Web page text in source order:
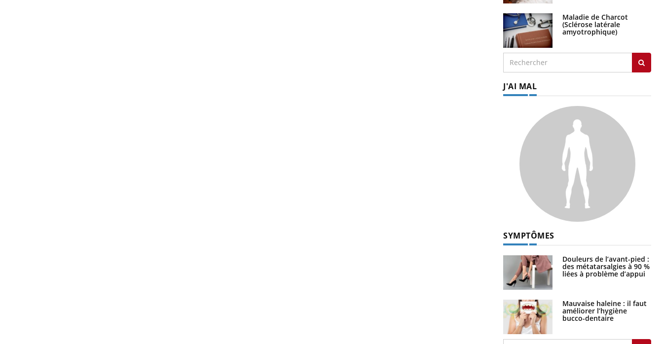
Maladie de Charcot
(Sclérose latérale
amyotrophique)
J'AI MAL
SYMPTÔMES
Douleurs de l’avant-pied :
des métatarsalgies à 90 %
liées à problème d’appui
Mauvaise haleine : il faut
améliorer l’hygiène
bucco-dentaire